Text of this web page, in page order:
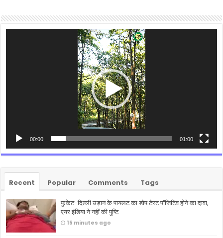
00:00 01:00
Recent Popular Comments Tags
फुकेट-दिल्ली उड़ान के पायलट का डोप टेस्ट पॉजिटिव होने का दावा,
एयर इंडिया ने नहीं की पुष्टि
15 minutes ago